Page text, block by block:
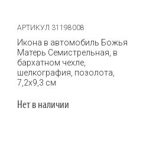
АРТИКУЛ 31198008
Икона в автомобиль Божья
Матерь Семистрельная, в
бархатном чехле,
шелкография, позолота,
7,2х9,3 см
Нет в наличии